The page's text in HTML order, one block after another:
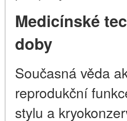
Medicínské
doby
Současná věda
reprodukční
stylu a